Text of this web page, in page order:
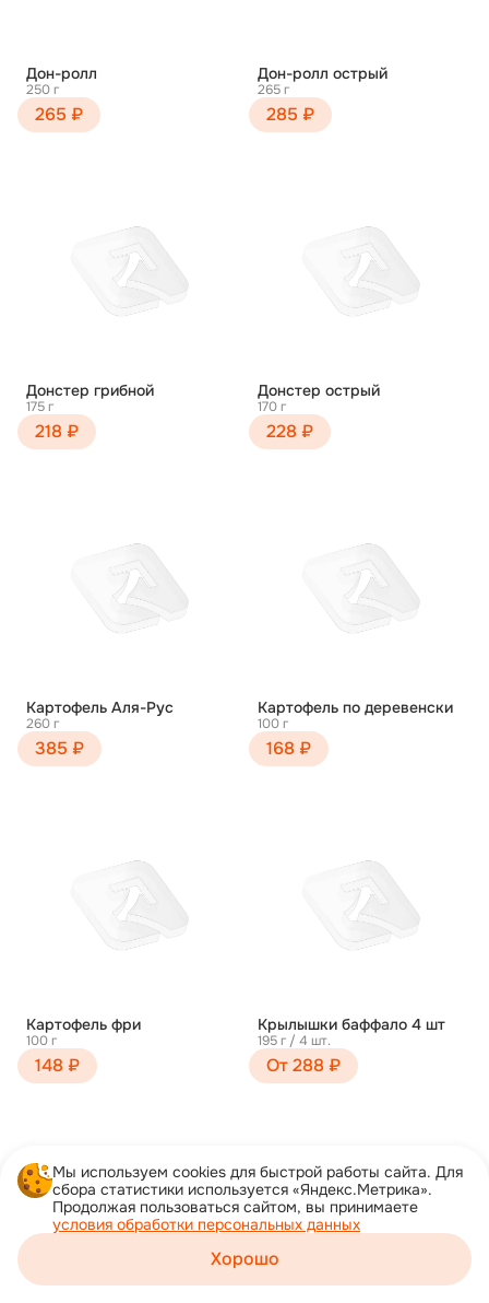
Мы используем cookies для быстрой работы сайта. Для
сбора статистики используется «Яндекс.Метрика».
Продолжая пользоваться сайтом, вы принимаете
условия обработки персональных данных
Хорошо
Каталог Акции Профиль
Дон-ролл
250 г
265 ₽
Дон-ролл острый
265 г
285 ₽
Донстер грибной
175 г
218 ₽
Донстер острый
170 г
228 ₽
Картофель Аля-Рус
260 г
385 ₽
Картофель по деревенски
100 г
168 ₽
Картофель фри
100 г
148 ₽
Крылышки баффало 4 шт
195 г / 4 шт.
От 288 ₽